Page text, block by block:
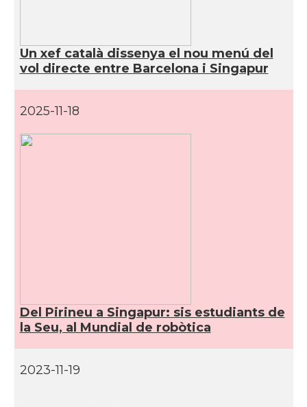
Un xef català dissenya el nou menú del
vol directe entre Barcelona i Singapur
2025-11-18
Del Pirineu a Singapur: sis estudiants de
la Seu, al Mundial de robòtica
2023-11-19